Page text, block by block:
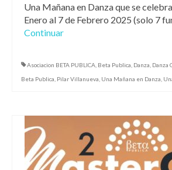
Una Mañana en Danza que se
Enero al 7 de Febrero 2025 (solo 7
Continuar
Asociacion BETA PUBLICA Beta Publica Danza Danza
Beta Publica Pilar Villanueva Una Mañana en Danza